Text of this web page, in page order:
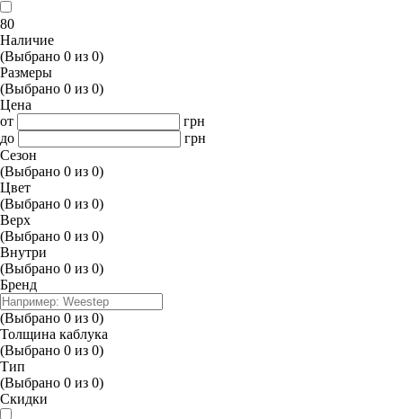
80
Наличие
(Выбрано 0 из 0)
Размеры
(Выбрано 0 из 0)
Цена
от
грн
до
грн
Сезон
(Выбрано 0 из 0)
Цвет
(Выбрано 0 из 0)
Верх
(Выбрано 0 из 0)
Внутри
(Выбрано 0 из 0)
Бренд
(Выбрано 0 из 0)
Толщина каблука
(Выбрано 0 из 0)
Тип
(Выбрано 0 из 0)
Скидки